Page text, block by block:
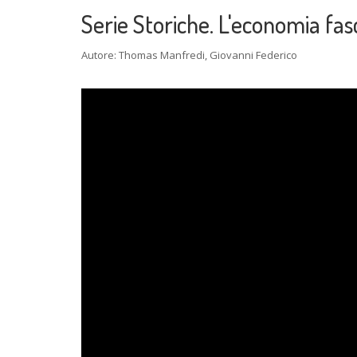
Serie Storiche. L'economia
Autore: Thomas Manfredi, Giovanni Federico